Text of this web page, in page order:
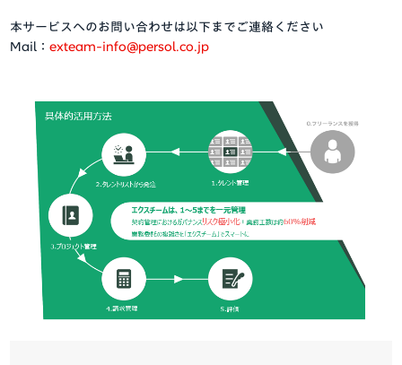
本サービスへのお問い合わせは以下までご連絡ください
Mail：exteam-info@persol.co.jp